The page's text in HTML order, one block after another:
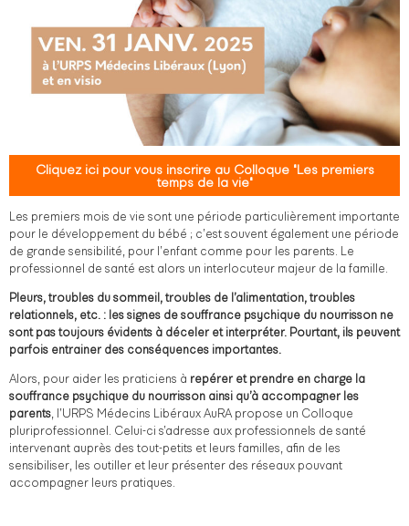
Les premiers mois de vie sont une période particulièrement importante
pour le développement du bébé ; c’est souvent également une période
de grande sensibilité, pour l’enfant comme pour les parents. Le
professionnel de santé est alors un interlocuteur majeur de la famille.
Pleurs, troubles du sommeil, troubles de l’alimentation, troubles
relationnels, etc. : les signes de souffrance psychique du nourrisson ne
sont pas toujours évidents à déceler et interpréter. Pourtant, ils peuvent
parfois entrainer des conséquences importantes.
Alors, pour aider les praticiens à repérer et prendre en charge la
souffrance psychique du nourrisson ainsi qu’à accompagner les
parents, l’URPS Médecins Libéraux AuRA propose un Colloque
pluriprofessionnel. Celui-ci s’adresse aux professionnels de santé
intervenant auprès des tout-petits et leurs familles, afin de les
sensibiliser, les outiller et leur présenter des réseaux pouvant
accompagner leurs pratiques.
Cliquez ici pour vous inscrire au Colloque "Les premiers
temps de la vie"